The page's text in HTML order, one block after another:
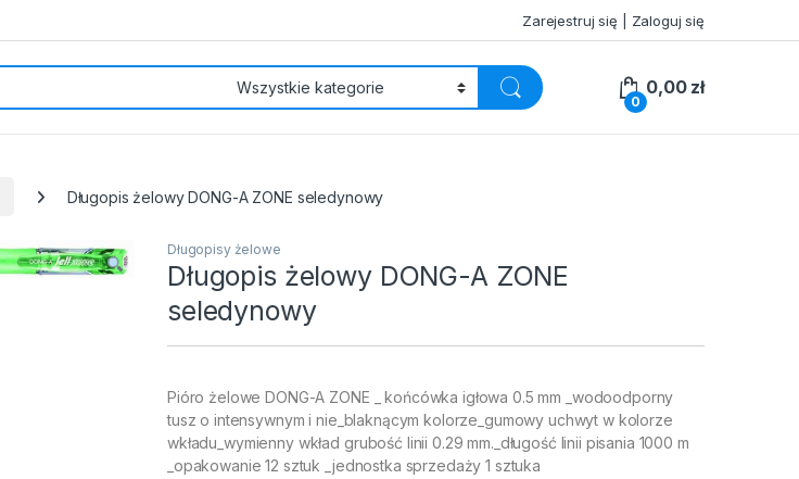
Zarejestruj się | Zaloguj się
0
0,00 zł
Długopis żelowy DONG-A ZONE seledynowy
Długopisy żelowe
Długopis żelowy DONG-A ZONE
seledynowy
Pióro żelowe DONG-A ZONE _ końcówka igłowa 0.5 mm _wodoodporny
tusz o intensywnym i nie_blaknącym kolorze_gumowy uchwyt w kolorze
wkładu_wymienny wkład grubość linii 0.29 mm._długość linii pisania 1000 m
_opakowanie 12 sztuk _jednostka sprzedaży 1 sztuka